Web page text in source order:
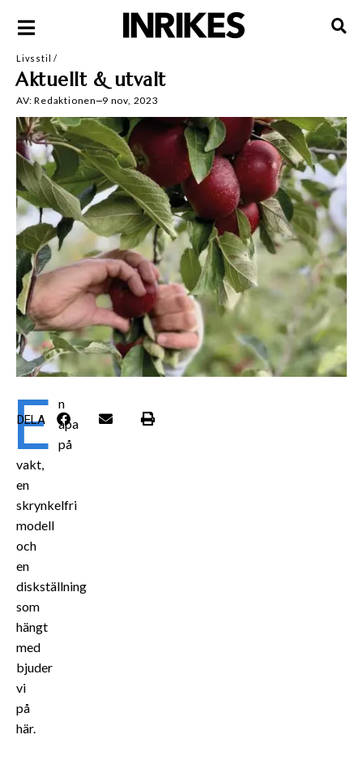
Livsstil /
Aktuellt & utvalt
AV: Redaktionen 9 nov, 2023
E
n
apa
på
vakt,
en
skrynkelfri
modell
och
en
diskställning
som
hängt
med
bjuder
vi
på
här.
DELA